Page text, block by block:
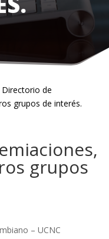
Directorio de
grupos de interés.
grupos
– UCNC